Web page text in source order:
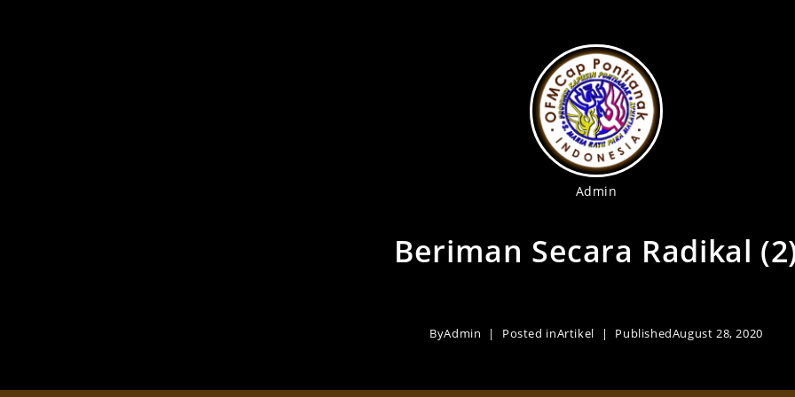
Admin
Beriman Secara Radikal
ByAdmin Posted inArtikel PublishedAugust 28, 2020